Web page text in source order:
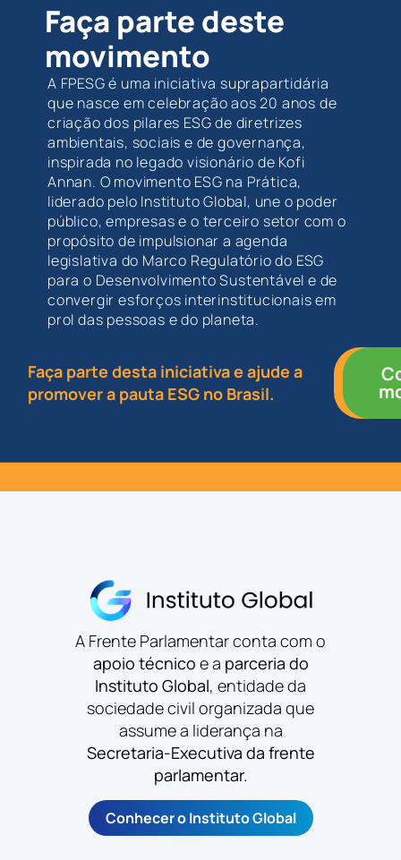
Faça parte deste
movimento
A FPESG é uma iniciativa suprapartidária
que nasce em celebração aos 20 anos de
criação dos pilares ESG de diretrizes
ambientais, sociais e de governança,
inspirada no legado visionário de Kofi
Annan. O movimento ESG na Prática,
liderado pelo Instituto Global, une o poder
público, empresas e o terceiro setor com o
propósito de impulsionar a agenda
legislativa do Marco Regulatório do ESG
para o Desenvolvimento Sustentável e de
convergir esforços interinstitucionais em
prol das pessoas e do planeta.
Faça parte desta iniciativa e ajude a
promover a pauta ESG no Brasil.
A Frente Parlamentar conta com o
apoio técnico e a parceria do
Instituto Global, entidade da
sociedade civil organizada que
assume a liderança na
Secretaria-Executiva da frente
parlamentar.
Conhecer o Instituto Global